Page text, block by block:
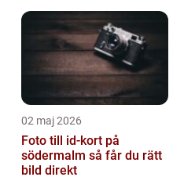
02 maj 2026
Foto till id-kort på
södermalm så får du rätt
bild direkt